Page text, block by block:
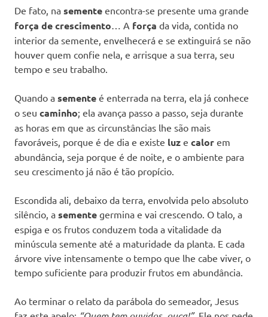
De fato, na semente encontra-se presente uma grande
força de crescimento … A força da vida, contida no
interior da semente, envelhecerá e se extinguirá se não
houver quem confie nela, e arrisque a sua terra, seu
tempo e seu trabalho.
Quando a semente é enterrada na terra, ela já conhece
o seu caminho; ela avança passo a passo, seja durante
as horas em que as circunstâncias lhe são mais
favoráveis, porque é de dia e existe luz e calor em
abundância, seja porque é de noite, e o ambiente para
seu crescimento já não é tão propício.
Escondida ali, debaixo da terra, envolvida pelo absoluto
silêncio, a semente germina e vai crescendo. O talo, a
espiga e os frutos conduzem toda a vitalidade da
minúscula semente até a maturidade da planta. E cada
árvore vive intensamente o tempo que lhe cabe viver, o
tempo suficiente para produzir frutos em abundância.
Ao terminar o relato da parábola do semeador, Jesus